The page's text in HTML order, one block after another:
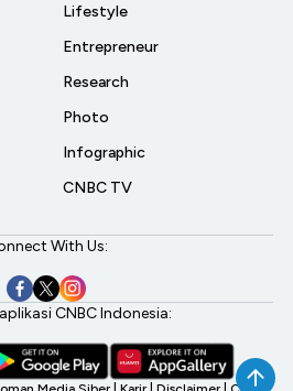
Lifestyle
Entrepreneur
Research
Photo
Infographic
CNBC TV
With Us:
CNBC Indonesia: